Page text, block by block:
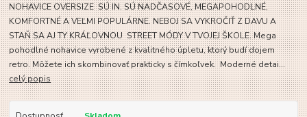
NOHAVICE OVERSIZE SÚ IN. SÚ NADČASOVÉ, MEGAPOHODLNÉ,
KOMFORTNÉ A VEĽMI POPULÁRNE. NEBOJ SA VYKROČIŤ Z DAVU A
STAŇ SA AJ TY KRÁĽOVNOU STREET MÓDY V TVOJEJ ŠKOLE. Mega
pohodlné nohavice vyrobené z kvalitného úpletu, ktorý budí dojem
retro. Môžete ich skombinovať prakticky s čímkoľvek. Moderné detai...
celý popis